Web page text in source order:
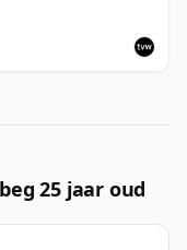
25 jaar oud